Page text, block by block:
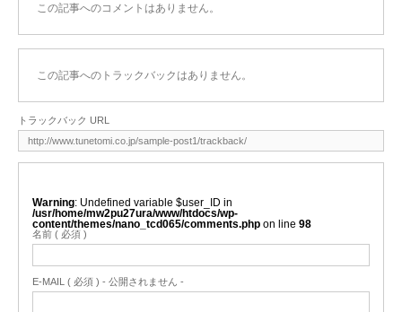
この記事へのコメントはありません。
この記事へのトラックバックはありません。
トラックバック URL
Warning : Undefined variable $user_ID in
/usr/home/mw2pu27ura/www/htdocs/wp-
content/themes/nano_tcd065/comments.php on line 98
名前 ( 必須 )
E-MAIL ( 必須 ) - 公開されません -